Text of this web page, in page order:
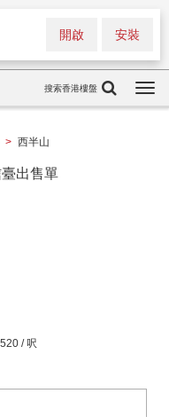
安裝
開啟
搜索香港樓盤
> 西半山
出售單
/ 呎